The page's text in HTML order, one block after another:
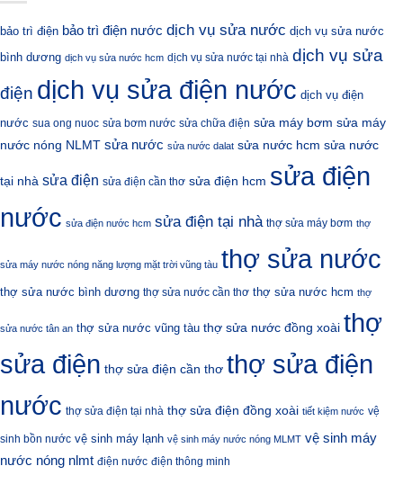
bảo trì điện bảo trì điện nước dịch vụ sửa nước dịch vụ sửa nước
bình dương dịch vụ sửa nước hcm dịch vụ sửa nước tại nhà dịch vụ sửa
điện dịch vụ sửa điện nước dịch vụ điện
nước sua ong nuoc sửa bơm nước sửa chữa điện sửa máy bơm sửa máy
nước nóng NLMT sửa nước sửa nước dalat sửa nước hcm sửa nước
tại nhà sửa điện sửa điện cần thơ sửa điện hcm sửa điện
nước sửa điện nước hcm sửa điện tại nhà thợ sửa máy bơm thợ
sửa máy nước nóng năng lượng mặt trời vũng tàu thợ sửa nước
thợ sửa nước bình dương thợ sửa nước cần thơ thợ sửa nước hcm thợ
sửa nước tân an thợ sửa nước vũng tàu thợ sửa nước đồng xoài thợ
sửa điện thợ sửa điện cần thơ thợ sửa điện
nước thợ sửa điện tại nhà thợ sửa điện đồng xoài tiết kiệm nước vệ
sinh bồn nước vệ sinh máy lạnh vệ sinh máy nước nóng MLMT vệ sinh máy
nước nóng nlmt điện nước điện thông minh